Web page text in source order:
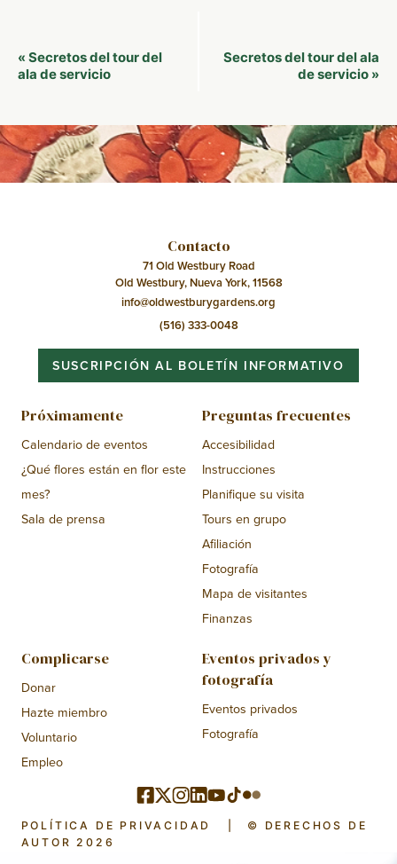
Navegación
del
« Secretos del tour del
ala de servicio
Secretos del tour del ala
de servicio »
Contacto
71 Old Westbury Road
Old Westbury, Nueva York, 11568
info@oldwestburygardens.org
(516) 333-0048
SUSCRIPCIÓN AL BOLETÍN INFORMATIVO
Próximamente
Calendario de eventos
¿Qué flores están en flor este
mes?
Sala de prensa
Preguntas frecuentes
Accesibilidad
Instrucciones
Planifique su visita
Tours en grupo
Afiliación
Fotografía
Mapa de visitantes
Finanzas
Complicarse
Donar
Hazte miembro
Voluntario
Empleo
Eventos privados y
fotografía
Eventos privados
Fotografía
POLÍTICA DE PRIVACIDAD
© DERECHOS DE
AUTOR 2026